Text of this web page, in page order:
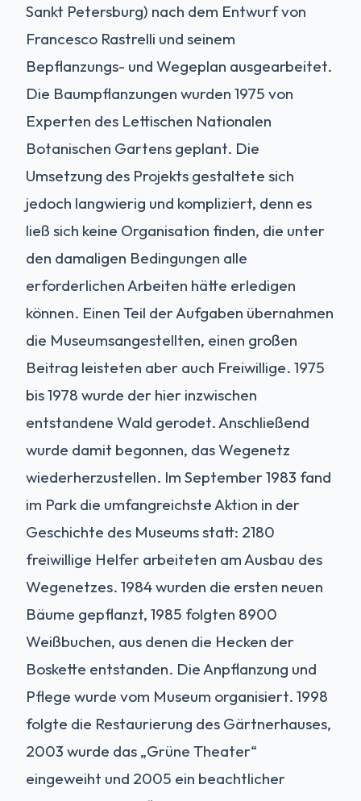
Sankt Petersburg) nach dem Entwurf von
Francesco Rastrelli und seinem
Bepflanzungs- und Wegeplan ausgearbeitet.
Die Baumpflanzungen wurden 1975 von
Experten des Lettischen Nationalen
Botanischen Gartens geplant. Die
Umsetzung des Projekts gestaltete sich
jedoch langwierig und kompliziert, denn es
ließ sich keine Organisation finden, die unter
den damaligen Bedingungen alle
erforderlichen Arbeiten hätte erledigen
können. Einen Teil der Aufgaben übernahmen
die Museumsangestellten, einen großen
Beitrag leisteten aber auch Freiwillige. 1975
bis 1978 wurde der hier inzwischen
entstandene Wald gerodet. Anschließend
wurde damit begonnen, das Wegenetz
wiederherzustellen. Im September 1983 fand
im Park die umfangreichste Aktion in der
Geschichte des Museums statt: 2180
freiwillige Helfer arbeiteten am Ausbau des
Wegenetzes. 1984 wurden die ersten neuen
Bäume gepflanzt, 1985 folgten 8900
Weißbuchen, aus denen die Hecken der
Boskette entstanden. Die Anpflanzung und
Pflege wurde vom Museum organisiert. 1998
folgte die Restaurierung des Gärtnerhauses,
2003 wurde das „Grüne Theater“
eingeweiht und 2005 ein beachtlicher